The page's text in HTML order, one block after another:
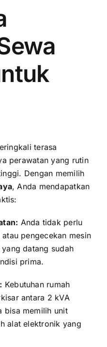
terasa
perawatan yang rutin
Dengan memilih
, Anda mendapatkan
Anda tidak perlu
pengecekan mesin
datang sudah
prima.
Kebutuhan rumah
antara 2 kVA
bisa memilih unit
alat elektronik yang